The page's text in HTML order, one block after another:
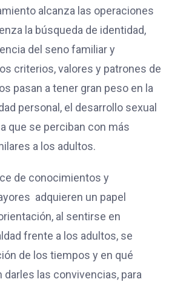
alcanza las operaciones
la búsqueda de identidad,
del seno familiar y
criterios, valores y patrones de
pasan a tener gran peso en la
personal, el desarrollo sexual
que se perciban con más
a los adultos.
de conocimientos y
adquieren un papel
al sentirse en
frente a los adultos, se
de los tiempos y en qué
las convivencias, para